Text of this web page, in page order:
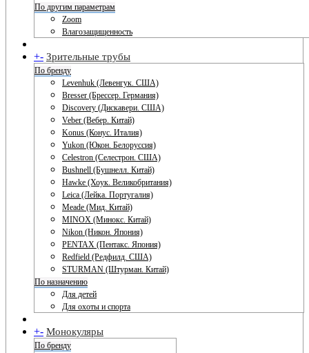
По другим параметрам
Zoom
Влагозащищенность
+- Зрительные трубы
По бренду
Levenhuk (Левенгук. США)
Bresser (Брессер. Германия)
Discovery (Дискавери. США)
Veber (Вебер. Китай)
Konus (Конус. Италия)
Yukon (Юкон. Белоруссия)
Celestron (Селестрон. США)
Bushnell (Бушнелл. Китай)
Hawke (Хоук. Великобритания)
Leica (Лейка. Португалия)
Meade (Мид. Китай)
MINOX (Минокс. Китай)
Nikon (Никон. Япония)
PENTAX (Пентакс. Япония)
Redfield (Редфилд. США)
STURMAN (Штурман. Китай)
По назначению
Для детей
Для охоты и спорта
+- Монокуляры
По бренду